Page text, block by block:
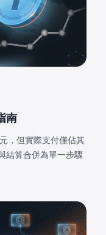
南
，但實際支付僅佔其
結算合併為單一步驟